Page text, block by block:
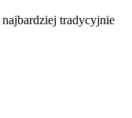
tradycyjnie